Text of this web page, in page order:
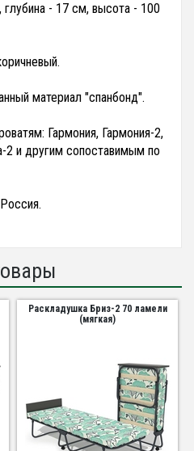
- 17 см, высота - 100
материал "спанбонд".
Гармония, Гармония-2,
и другим сопоставимым по
Россия.
Раскладушка Бриз-2 70 ламели
(мягкая)